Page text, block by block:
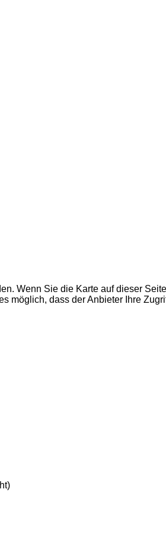
Wenn Sie die Karte auf dieser
möglich, dass der Anbieter Ihre